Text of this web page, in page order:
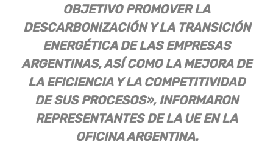
OBJETIVO PROMOVER LA
DESCARBONIZACIÓN Y LA TRANSICIÓN
ENERGÉTICA DE LAS EMPRESAS
ARGENTINAS, ASÍ COMO LA MEJORA DE
LA EFICIENCIA Y LA COMPETITIVIDAD
DE SUS PROCESOS», INFORMARON
REPRESENTANTES DE LA UE EN LA
OFICINA ARGENTINA.